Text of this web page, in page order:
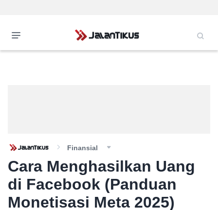
Finansial
Cara Menghasilkan Uang
di Facebook (Panduan
Monetisasi Meta 2025)